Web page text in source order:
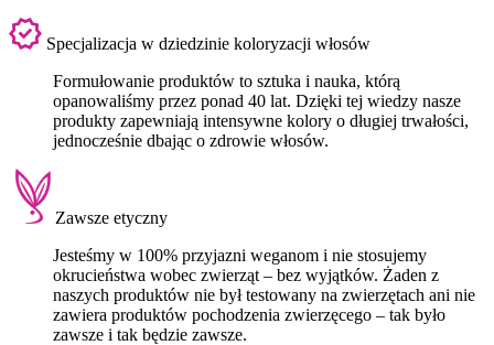
Specjalizacja w dziedzinie koloryzacji włosów
Formułowanie produktów to sztuka i nauka, którą
opanowaliśmy przez ponad 40 lat. Dzięki tej wiedzy nasze
produkty zapewniają intensywne kolory o długiej trwałości,
jednocześnie dbając o zdrowie włosów.
Zawsze etyczny
Jesteśmy w 100% przyjazni weganom i nie stosujemy
okrucieństwa wobec zwierząt – bez wyjątków. Żaden z
naszych produktów nie był testowany na zwierzętach ani nie
zawiera produktów pochodzenia zwierzęcego – tak było
zawsze i tak będzie zawsze.